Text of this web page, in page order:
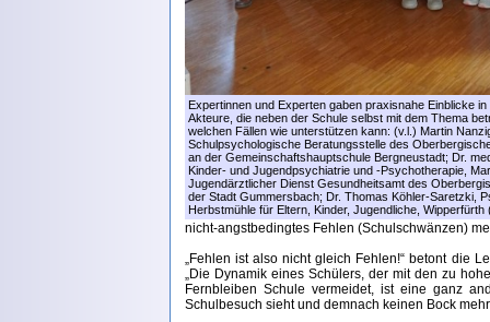
Expertinnen und Experten gaben praxisnahe Einblicke
Akteure, die neben der Schule selbst mit dem Thema
welchen Fällen wie unterstützen kann: (v.l.) Martin
Schulpsychologische Beratungsstelle des
an der Gemeinschaftshauptschule Bergneustadt; Dr.
Kinder- und Jugendpsychiatrie und -Psychotherapie,
Jugendärztlicher Dienst Gesundheitsamt des
der Stadt Gummersbach; Dr. Thomas Köhler-Saretzki,
Herbstmühle für Eltern, Kinder, Jugendliche, Wipperfürth
nicht-angstbedingtes Fehlen (Schulschwänzen)
„Fehlen ist also nicht gleich Fehlen!“ betont die
„Die Dynamik eines Schülers, der mit den zu
Fernbleiben Schule vermeidet, ist eine ganz
Schulbesuch sieht und demnach keinen Bock